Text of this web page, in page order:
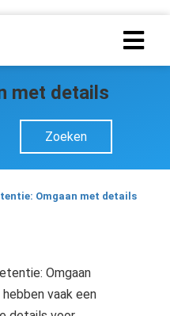
met details
Zoeken
Omgaan met details
Omgaan
vaak een